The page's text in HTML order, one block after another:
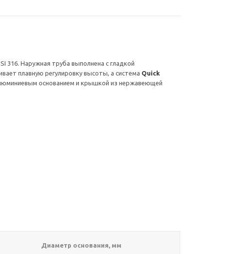
316. Наружная труба выполнена с гладкой
плавную регулировку высоты, а система Quick
основанием и крышкой из нержавеющей
Диаметр основания, мм